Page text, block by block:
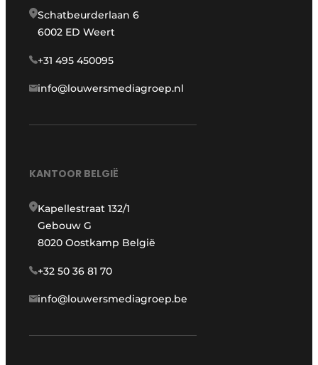
Schatbeurderlaan 6
6002 ED Weert
+31 495 450095
info@louwersmediagroep.nl
KANTOOR BELGIË
Kapellestraat 132/1
Gebouw G
8020 Oostkamp België
+32 50 36 81 70
info@louwersmediagroep.be